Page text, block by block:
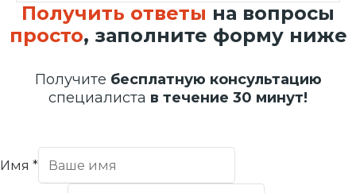
Получить ответы на вопросы
просто, заполните форму ниже
Получите бесплатную консультацию
специалиста в течение 30 минут!
Имя *